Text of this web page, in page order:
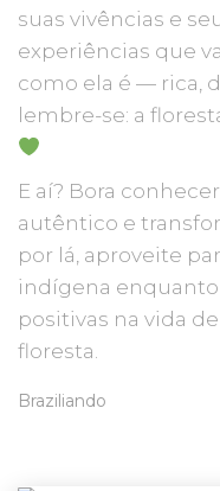
suas vivências e
experiências que
como ela é — rica,
lembre-se: a
E aí? Bora
autêntico e
por lá, aproveite
indígena
positivas na vida
floresta.
Braziliando